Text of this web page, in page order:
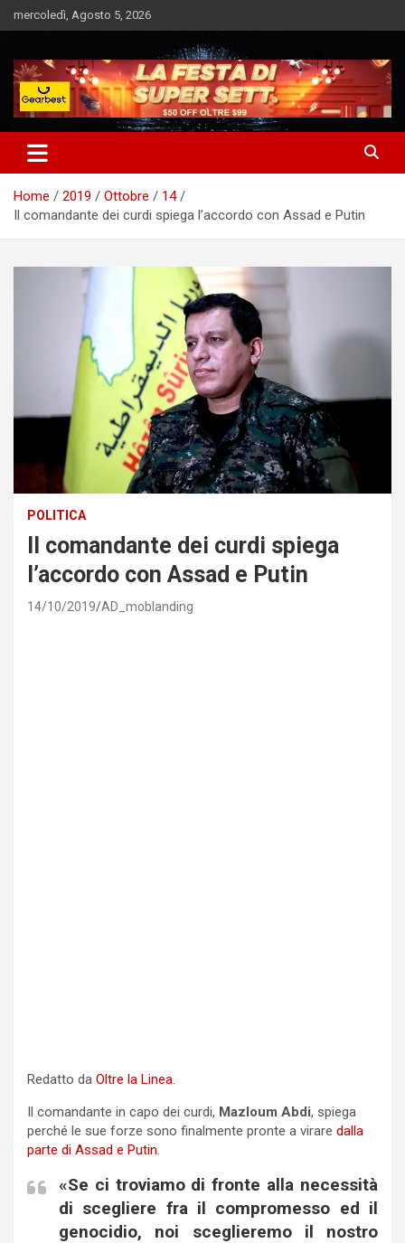
to
mercoledì, Agosto 5, 2026
Market News
Notizie Bomba dall'Italia e dal Mondo
Home 2019 Ottobre
14
Il comandante dei curdi spiega l’accordo con Assad e Putin
POLITICA
Il comandante dei curdi spiega
l’accordo con Assad e Putin
14/10/2019 AD_moblanding
Redatto da Oltre la Linea.
Il comandante in capo dei curdi, Mazloum Abdi, spiega
perché le sue forze sono finalmente pronte a virare dalla
parte di Assad e Putin.
«Se ci troviamo di fronte alla necessità
di scegliere fra il compromesso ed il
genocidio, noi sceglieremo il nostro